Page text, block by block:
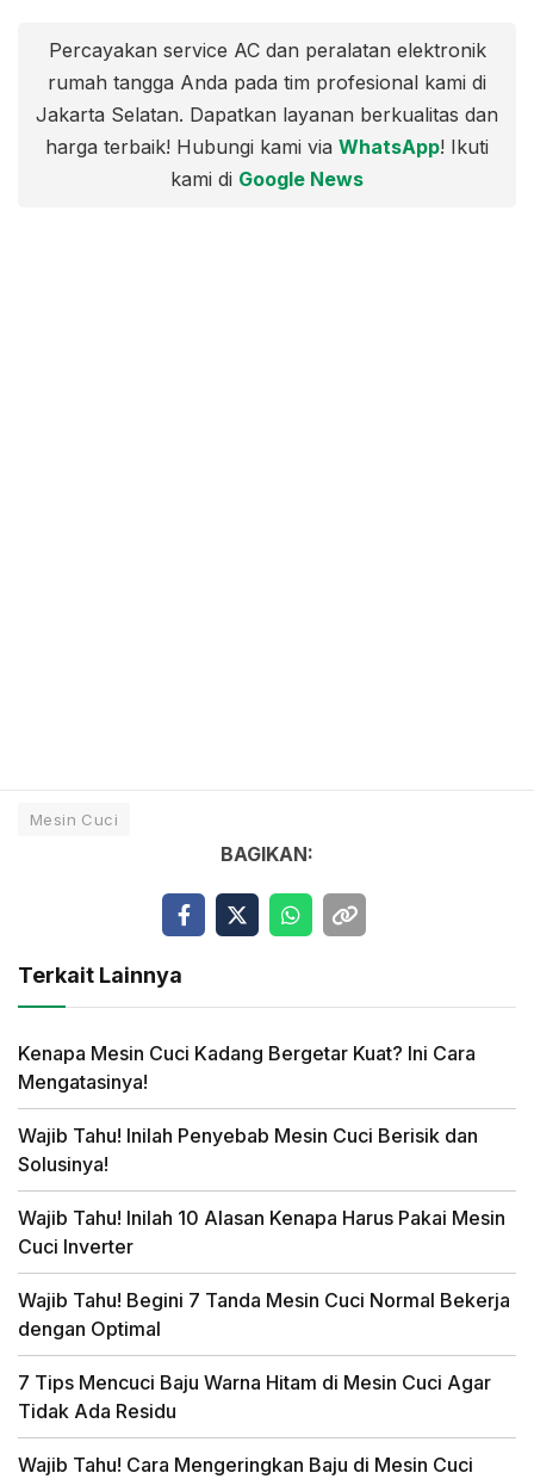
Percayakan service AC dan peralatan elektronik
rumah tangga Anda pada tim profesional kami di
Jakarta Selatan. Dapatkan layanan berkualitas dan
harga terbaik! Hubungi kami via WhatsApp! Ikuti
kami di Google News
Mesin Cuci
BAGIKAN:
Terkait Lainnya
Kenapa Mesin Cuci Kadang Bergetar Kuat? Ini Cara
Mengatasinya!
Wajib Tahu! Inilah Penyebab Mesin Cuci Berisik dan
Solusinya!
Wajib Tahu! Inilah 10 Alasan Kenapa Harus Pakai Mesin
Cuci Inverter
Wajib Tahu! Begini 7 Tanda Mesin Cuci Normal Bekerja
dengan Optimal
7 Tips Mencuci Baju Warna Hitam di Mesin Cuci Agar
Tidak Ada Residu
Wajib Tahu! Cara Mengeringkan Baju di Mesin Cuci